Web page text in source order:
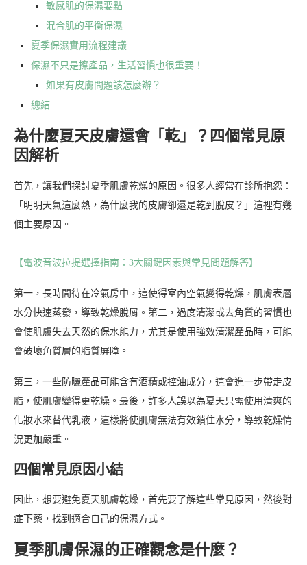
敏感肌的保濕要點
混合肌的平衡保濕
夏季保濕實用流程建議
保濕不只是擦產品，生活習慣也很重要！
如果有皮膚問題該怎麼辦？
總結
為什麼夏天皮膚還會「乾」？四個常見原
因解析
首先，讓我們探討夏季肌膚乾燥的原因。很多人經常在診所抱怨：
「明明天氣這麼熱，為什麼我的皮膚卻還是乾到脫皮？」這裡有幾
個主要原因。
【電波音波拉提選擇指南：3大關鍵因素與常見問題解答】
第一，長時間待在冷氣房中，這使得室內空氣變得乾燥，肌膚表層
水分快速蒸發，導致乾燥脫屑。第二，過度清潔或去角質的習慣也
會使肌膚失去天然的保水能力，尤其是使用強效清潔產品時，可能
會破壞角質層的脂質屏障。
第三，一些防曬產品可能含有酒精或控油成分，這會進一步帶走皮
脂，使肌膚變得更乾燥。最後，許多人誤以為夏天只需使用清爽的
化妝水來替代乳液，這樣將使肌膚無法有效鎖住水分，導致乾燥情
況更加嚴重。
四個常見原因小結
因此，想要避免夏天肌膚乾燥，首先要了解這些常見原因，然後對
症下藥，找到適合自己的保濕方式。
夏季肌膚保濕的正確觀念是什麼？